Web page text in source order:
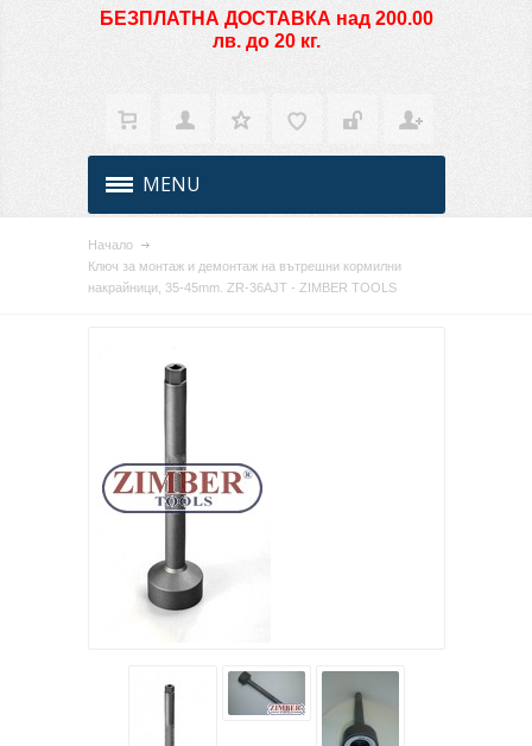
БЕЗПЛАТНА ДОСТАВКА над 200.00
лв. до 20 кг.
MENU
Начало
Ключ за монтаж и демонтаж на вътрешни кормилни
накрайници, 35-45mm. ZR-36AJT - ZIMBER TOOLS